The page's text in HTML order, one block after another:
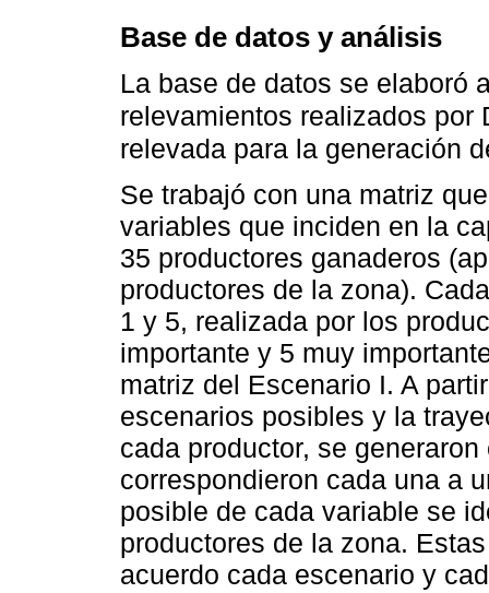
Base de datos y análisis
La base de datos se elaboró
relevamientos realizados por
relevada para la generación
Se trabajó con una matriz
variables que inciden en la
35 productores ganaderos
productores de la zona).
1 y 5, realizada por los
importante y 5 muy
matriz del Escenario I. A
escenarios posibles y la
cada productor, se
correspondieron cada una a
posible de cada variable se
productores de la zona.
acuerdo cada escenario y